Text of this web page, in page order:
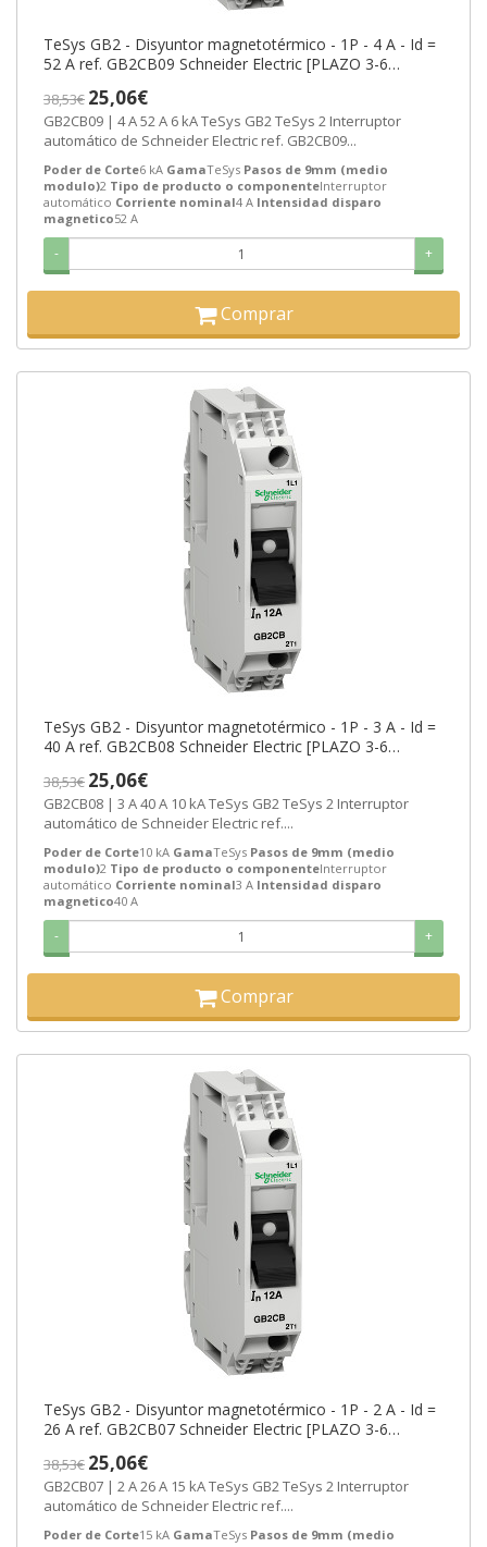
TeSys GB2 - Disyuntor magnetotérmico - 1P - 4 A - Id =
52 A ref. GB2CB09 Schneider Electric [PLAZO 3-6
38,53€ 25,06€
GB2CB09 | 4 A 52 A 6 kA TeSys GB2 TeSys 2 Interruptor
automático de Schneider Electric ref. GB2CB09...
Poder de Corte6 kA GamaTeSys Pasos de 9mm (medio
modulo)2 Tipo de producto o componenteInterruptor
automático Corriente nominal4 A Intensidad disparo
magnetico52 A
- +
Comprar
TeSys GB2 - Disyuntor magnetotérmico - 1P - 3 A - Id =
40 A ref. GB2CB08 Schneider Electric [PLAZO 3-6
38,53€ 25,06€
GB2CB08 | 3 A 40 A 10 kA TeSys GB2 TeSys 2 Interruptor
automático de Schneider Electric ref....
Poder de Corte10 kA GamaTeSys Pasos de 9mm (medio
modulo)2 Tipo de producto o componenteInterruptor
automático Corriente nominal3 A Intensidad disparo
magnetico40 A
- +
Comprar
TeSys GB2 - Disyuntor magnetotérmico - 1P - 2 A - Id =
26 A ref. GB2CB07 Schneider Electric [PLAZO 3-6
38,53€ 25,06€
GB2CB07 | 2 A 26 A 15 kA TeSys GB2 TeSys 2 Interruptor
automático de Schneider Electric ref....
Poder de Corte15 kA GamaTeSys Pasos de 9mm (medio